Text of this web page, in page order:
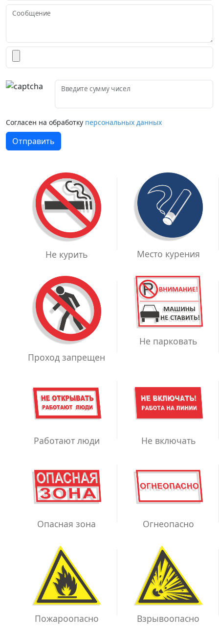
Сообщение
Введите сумму чисел
Согласен на обработку персональных данных
Отправить
Не курить Место курения
Проход запрещен
Не парковать
Работают люди Не включать
Опасная зона Огнеопасно
Пожароопасно Взрывоопасно